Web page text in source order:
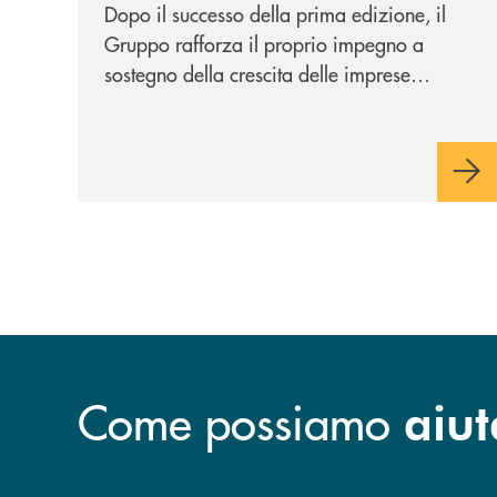
Dopo il successo della prima edizione, il
Gruppo rafforza il proprio impegno a
sostegno della crescita delle imprese
Come possiamo